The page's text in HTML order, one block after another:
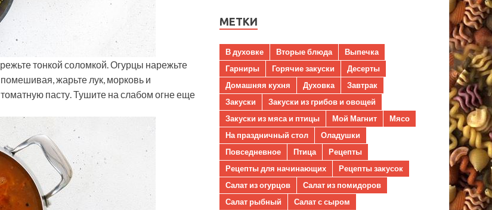
тонкой соломкой. Огурцы нарежьте
жарьте лук, морковь и
пасту. Тушите на слабом огне еще
МЕТКИ
В духовке Вторые блюда
Выпечка
Гарниры
Горячие закуски
Десерты
Домашняя кухня
Духовка
Завтрак
Закуски
Закуски из грибов и овощей
Закуски из мяса и птицы
Мой Магнит
Мясо
На праздничный стол
Оладушки
Повседневное
Птица
Рецепты
Рецепты для начинающих
Рецепты закусок
Салат из огурцов
Салат из помидоров
Салат рыбный
Салат с сыром